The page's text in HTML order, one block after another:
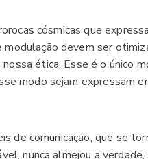
cósmicas que
devem ser
ética. Esse é o único
modo sejam expressam
de comunicação, que se
nunca almejou a verdade,